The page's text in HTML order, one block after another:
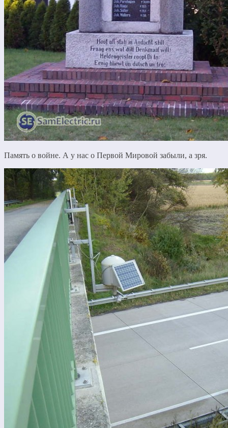
Память о войне. А у нас о Первой Мировой забыли, а зря.